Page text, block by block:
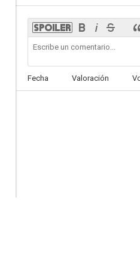
Los Marziano
--
Fecha Valoración